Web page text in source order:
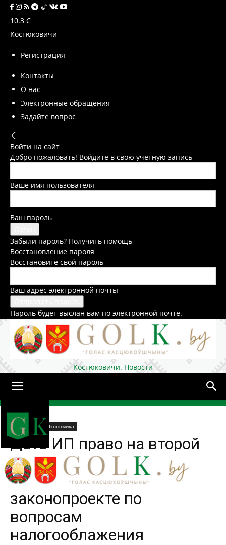
10.3 C
Костюковичи
Регистрация
Контакты
О нас
Электронные обращения
Задайте вопрос
Войти на сайт
Добро пожаловать! Войдите в свою учётную запись
Ваше имя пользователя
Ваш пароль
Забыли пароль? Получить помощь
Восстановление пароля
Восстановите свой пароль
Ваш адрес электронной почты
Пароль будет выслан вам по электронной почте.
Костюковичи. Новости
Домой
Общество Экономика
Дать ИП право на второй
шанс. Какие новации
ожидаются в
законопроекте по
вопросам
налогооблажения